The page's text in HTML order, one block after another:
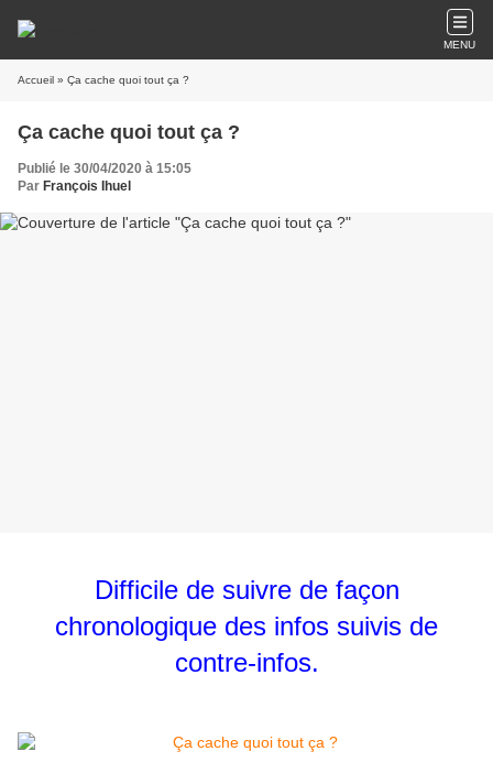
MENU
Accueil » Ça cache quoi tout ça ?
Ça cache quoi tout ça ?
Publié le 30/04/2020 à 15:05
Par François Ihuel
Difficile de suivre de façon
chronologique des infos suivis de
contre-infos.